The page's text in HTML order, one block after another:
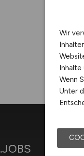
Wir
Inhalte
Wenn
Unter